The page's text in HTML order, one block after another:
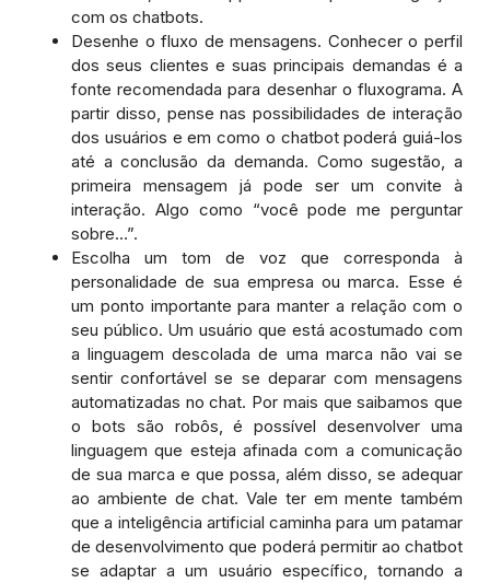
com os chatbots.
Desenhe o fluxo de mensagens. Conhecer o perfil
dos seus clientes e suas principais demandas é a
fonte recomendada para desenhar o fluxograma. A
partir disso, pense nas possibilidades de interação
dos usuários e em como o chatbot poderá guiá-los
até a conclusão da demanda. Como sugestão, a
primeira mensagem já pode ser um convite à
interação. Algo como “você pode me perguntar
sobre…”.
Escolha um tom de voz que corresponda à
personalidade de sua empresa ou marca. Esse é
um ponto importante para manter a relação com o
seu público. Um usuário que está acostumado com
a linguagem descolada de uma marca não vai se
sentir confortável se se deparar com mensagens
automatizadas no chat. Por mais que saibamos que
o bots são robôs, é possível desenvolver uma
linguagem que esteja afinada com a comunicação
de sua marca e que possa, além disso, se adequar
ao ambiente de chat. Vale ter em mente também
que a inteligência artificial caminha para um patamar
de desenvolvimento que poderá permitir ao chatbot
se adaptar a um usuário específico, tornando a